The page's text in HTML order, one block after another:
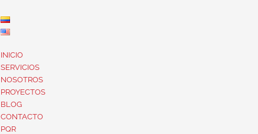
INICIO
SERVICIOS
NOSOTROS
PROYECTOS
BLOG
CONTACTO
PQR